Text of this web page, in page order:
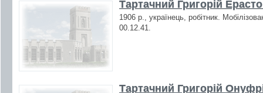
Тартачний Григорій
1906 р., українець, робітник.
00.12.41.
Тартачний Григорій